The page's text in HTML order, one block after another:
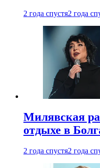
2 года спустя2 года
Милявская
отдыхе в
2 года спустя2 года